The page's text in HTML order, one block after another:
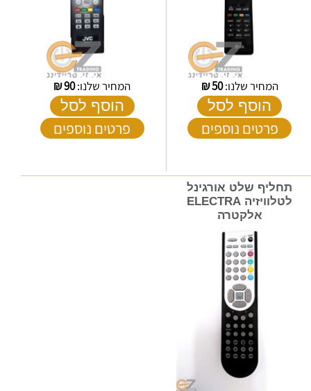
המחיר שלנו:50
₪
הוסף לסל
פרטים נוספים
המחיר שלנו:90
₪
הוסף לסל
פרטים נוספים
תחליף שלט אורגינל
לטלוויזיה ELECTRA
אלקטרה